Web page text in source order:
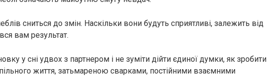
сниться до змін. Наскільки вони будуть сприятливі, залежить від
вам результат.
у сні удвох з партнером і не зуміти дійти єдиної думки, як зробити
життя, затьмареною сварками, постійними взаємними